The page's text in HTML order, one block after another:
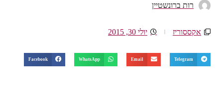
רות ברונשטיין
אקססוריז יולי 30, 2015
Telegram
Email
WhatsApp
Facebook